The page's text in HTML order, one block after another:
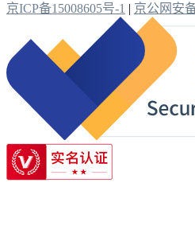
京ICP备15008605号-1 | 京公网安